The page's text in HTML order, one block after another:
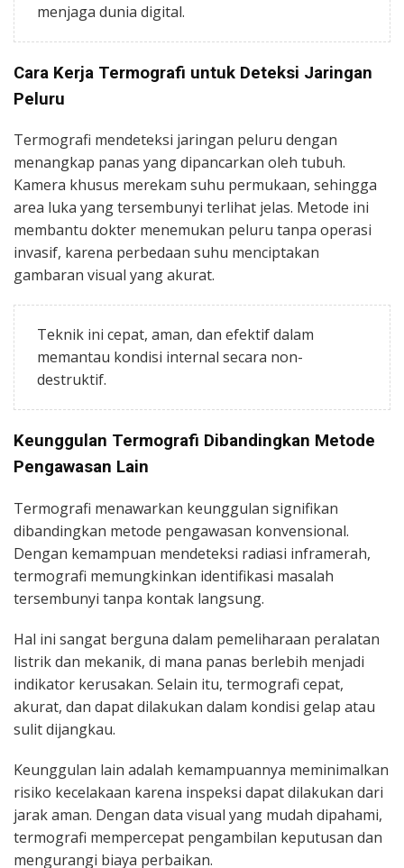
menjaga dunia digital.
Cara Kerja Termografi untuk Deteksi Jaringan
Peluru
Termografi mendeteksi jaringan peluru dengan
menangkap panas yang dipancarkan oleh tubuh.
Kamera khusus merekam suhu permukaan, sehingga
area luka yang tersembunyi terlihat jelas. Metode ini
membantu dokter menemukan peluru tanpa operasi
invasif, karena perbedaan suhu menciptakan
gambaran visual yang akurat.
Teknik ini cepat, aman, dan efektif dalam
memantau kondisi internal secara non-
destruktif.
Keunggulan Termografi Dibandingkan Metode
Pengawasan Lain
Termografi menawarkan keunggulan signifikan
dibandingkan metode pengawasan konvensional.
Dengan kemampuan mendeteksi radiasi inframerah,
termografi memungkinkan identifikasi masalah
tersembunyi tanpa kontak langsung.
Hal ini sangat berguna dalam pemeliharaan peralatan
listrik dan mekanik, di mana panas berlebih menjadi
indikator kerusakan. Selain itu, termografi cepat,
akurat, dan dapat dilakukan dalam kondisi gelap atau
sulit dijangkau.
Keunggulan lain adalah kemampuannya meminimalkan
risiko kecelakaan karena inspeksi dapat dilakukan dari
jarak aman. Dengan data visual yang mudah dipahami,
termografi mempercepat pengambilan keputusan dan
mengurangi biaya perbaikan.